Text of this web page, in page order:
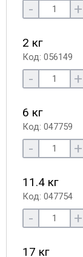
- +
2 кг
Код: 056149
- +
6 кг
Код: 047759
- +
11.4 кг
Код: 047754
- +
17 кг